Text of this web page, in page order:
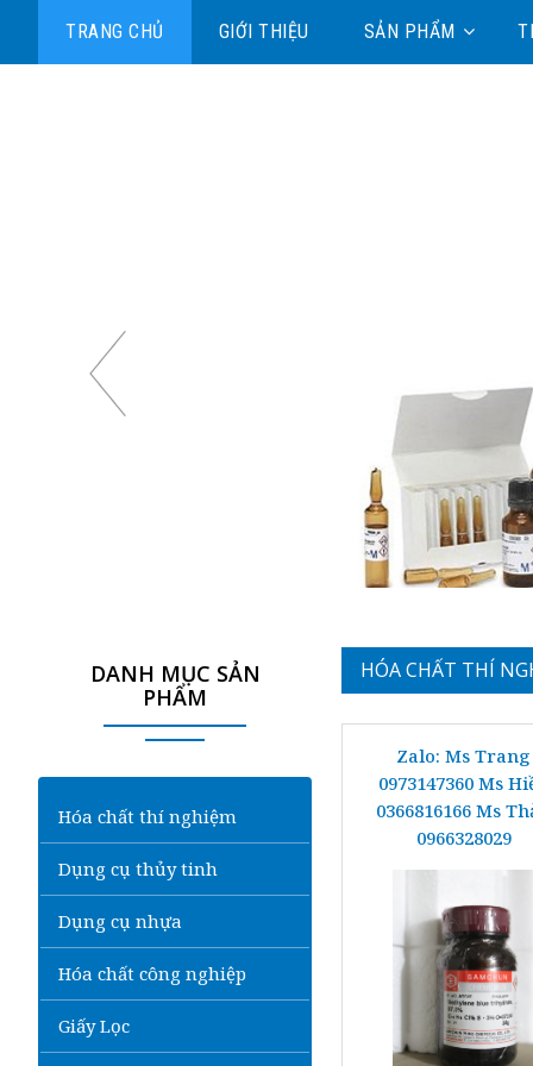
TRANG CHỦ GIỚI THIỆU SẢN PHẨM
DANH MỤC SẢN
PHẨM
Hóa chất thí nghiệm
Dụng cụ thủy tinh
Dụng cụ nhựa
Hóa chất công nghiệp
Giấy Lọc
HÓA CHẤT THÍ
Zalo: Ms Trang
0973147360 Ms
0366816166 Ms
0966328029